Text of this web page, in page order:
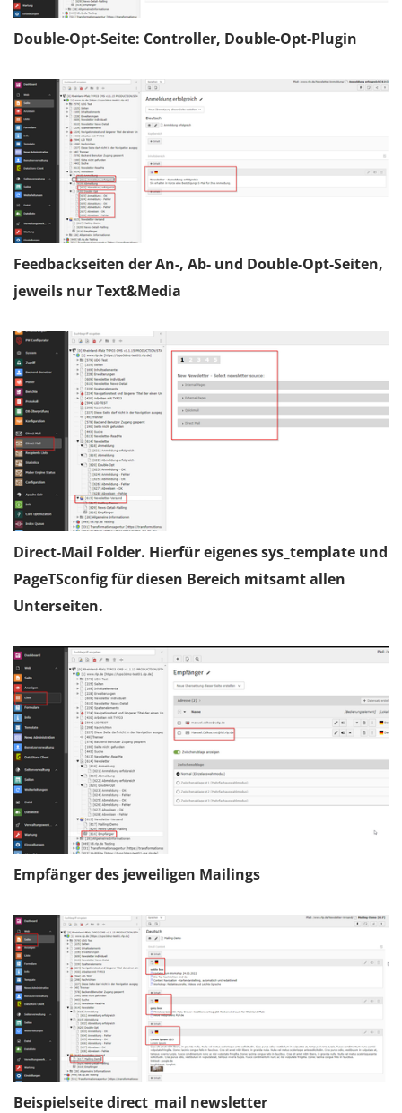
Double-Opt-Seite: Controller, Double-Opt-Plugin
Feedbackseiten der An-, Ab- und Double-Opt-Seiten,
jeweils nur Text&Media
Direct-Mail Folder. Hierfür eigenes sys_template und
PageTSconfig für diesen Bereich mitsamt allen
Unterseiten.
Empfänger des jeweiligen Mailings
Beispielseite direct_mail newsletter